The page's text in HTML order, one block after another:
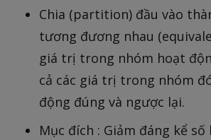
Chia (partition) đầu vào
tương đương nhau
giá trị trong nhóm hoạt
cả các giá trị trong nhóm
động đúng và ngược lại.
Mục đích : Giảm đáng kể